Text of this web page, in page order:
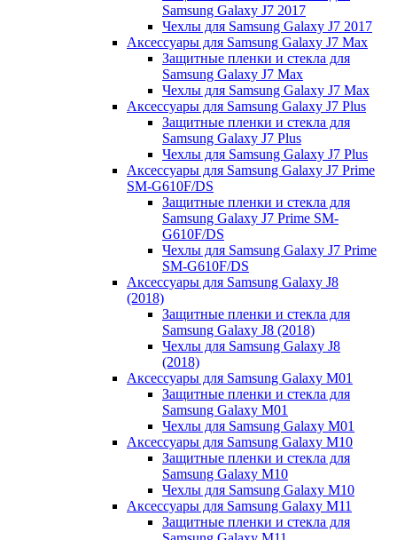
Samsung Galaxy J7 2017
Чехлы для Samsung Galaxy J7 2017
Аксессуары для Samsung Galaxy J7 Max
Защитные пленки и стекла для
Samsung Galaxy J7 Max
Чехлы для Samsung Galaxy J7 Max
Аксессуары для Samsung Galaxy J7 Plus
Защитные пленки и стекла для
Samsung Galaxy J7 Plus
Чехлы для Samsung Galaxy J7 Plus
Аксессуары для Samsung Galaxy J7 Prime
SM-G610F/DS
Защитные пленки и стекла для
Samsung Galaxy J7 Prime SM-
G610F/DS
Чехлы для Samsung Galaxy J7 Prime
SM-G610F/DS
Аксессуары для Samsung Galaxy J8
(2018)
Защитные пленки и стекла для
Samsung Galaxy J8 (2018)
Чехлы для Samsung Galaxy J8
(2018)
Аксессуары для Samsung Galaxy M01
Защитные пленки и стекла для
Samsung Galaxy M01
Чехлы для Samsung Galaxy M01
Аксессуары для Samsung Galaxy M10
Защитные пленки и стекла для
Samsung Galaxy M10
Чехлы для Samsung Galaxy M10
Аксессуары для Samsung Galaxy M11
Защитные пленки и стекла для